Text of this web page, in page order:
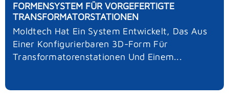
FORMENSYSTEM FÜR VORGEFERTIGTE
TRANSFORMATORSTATIONEN
Moldtech Hat Ein System Entwickelt, Das Aus
Einer Konfigurierbaren 3D-Form Für
Transformatorenstationen Und Einem...